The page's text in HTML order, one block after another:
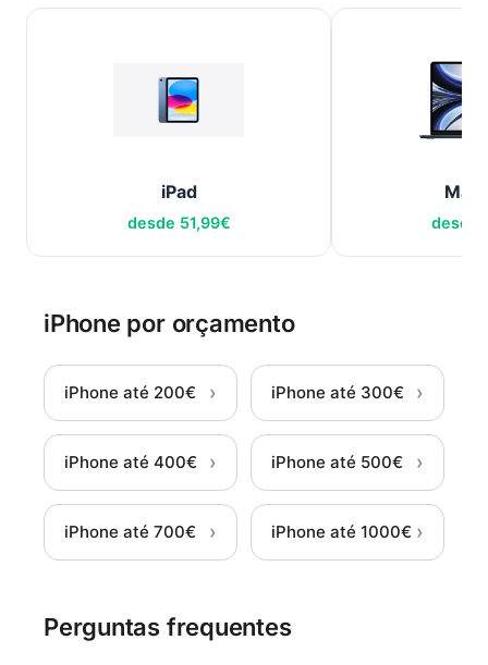
iPad
desde 51,99€ desde
iPhone por orçamento
iPhone até 200€ › iPhone até 300€ ›
iPhone até 400€ › iPhone até 500€ ›
iPhone até 700€ › iPhone até 1000€ ›
Perguntas frequentes